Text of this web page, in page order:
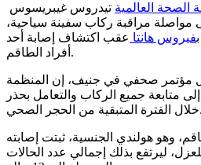
الصحة العالمية تيدروس غيبريسوس
مواصلة مراقبة ركاب سفينة سياحية،
فيروس هانتا عقب اكتشاف إصابة أحد
أفراد الطاقم.
مؤتمر صحفي في جنيف، إن المنظمة
متابعة جميع الركاب والتعامل بحذر
خلال الفترة المتبقية من الحجر الصحي.
وهو هولندي الجنسية، ثبتت إصابته
ليرتفع بذلك إجمالي عدد الحالات